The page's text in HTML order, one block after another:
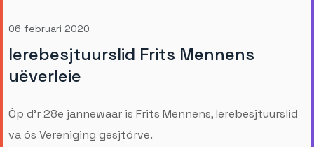
06 februari 2020
Ierebesjtuurslid Frits Mennens
uëverleie
Óp d'r 28e jannewaar is Frits Mennens, Ierebesjtuurslid
va ós Vereniging gesjtórve.